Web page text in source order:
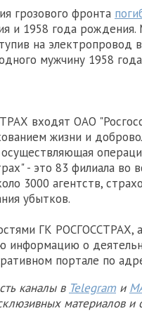
грозового фронта
и 1958 года
на электропровод
мужчину 1958
входят ОАО
жизни и
- это 83 филиала во
3000 агентств,
убытков.
ГК РОСГОССТРАХ,
информацию о
портале по
каналы в Telegram и
материалов